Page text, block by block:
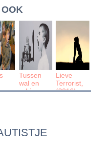
Tussen
wal en
schip
Lieve
Terrorist,
(2016)